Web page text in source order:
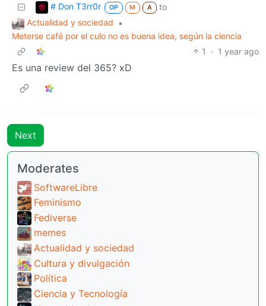
# Don T3rr0r OP M A
to
Actualidad y sociedad
•
Meterse café por el culo no es buena idea, según la ciencia
1
· 1 year ago
Es una review del 365? xD
Next
Moderates
SoftwareLibre
Feminismo
Fediverse
memes
Actualidad y sociedad
Cultura y divulgación
Política
Ciencia y Tecnología